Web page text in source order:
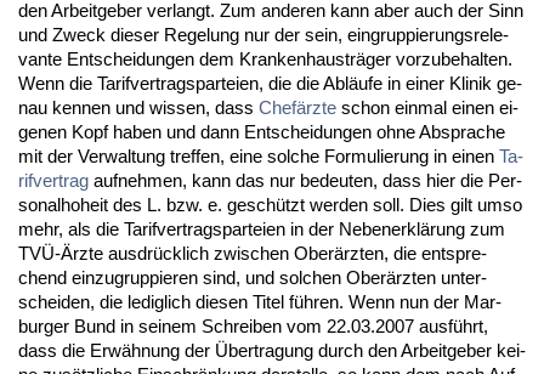
den Ar­beit­ge­ber ver­langt. Zum an­de­ren kann aber auch der Sinn
und Zweck die­ser Re­ge­lung nur der sein, ein­grup­pie­rungs­re­le­
van­te Ent­schei­dun­gen dem Kran­ken­haus­träger vor­zu­be­hal­ten.
Wenn die Ta­rif­ver­trags­par­tei­en, die die Abläufe in ei­ner Kli­nik ge­
nau ken­nen und wis­sen, dass Chefärz­te schon ein­mal ei­nen ei­
ge­nen Kopf ha­ben und dann Ent­schei­dun­gen oh­ne Ab­spra­che
mit der Ver­wal­tung tref­fen, ei­ne sol­che For­mu­lie­rung in ei­nen Ta­
rif­ver­trag auf­neh­men, kann das nur be­deu­ten, dass hier die Per­
so­nal­ho­heit des L. bzw. e. geschützt wer­den soll. Dies gilt um­so
mehr, als die Ta­rif­ver­trags­par­tei­en in der Ne­ben­erklärung zum
TVÜ-Ärz­te aus­drück­lich zwi­schen Oberärz­ten, die ent­spre­
chend ein­zu­grup­pie­ren sind, und sol­chen Oberärz­ten un­ter­
schei­den, die le­dig­lich die­sen Ti­tel führen. Wenn nun der Mar­
bur­ger Bund in sei­nem Schrei­ben vom 22.03.2007 ausführt,
dass die Erwähnung der Über­tra­gung durch den Ar­beit­ge­ber kei­